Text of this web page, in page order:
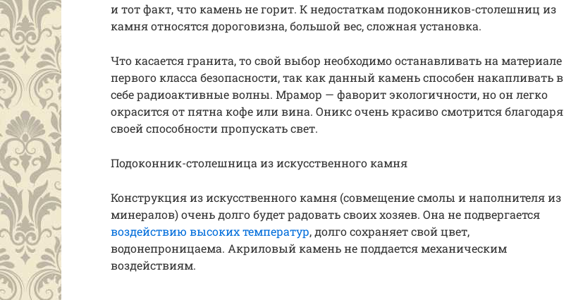
и тот факт, что камень не горит. К недостаткам подоконников-столешниц из
камня относятся дороговизна, большой вес, сложная установка.
Что касается гранита, то свой выбор необходимо останавливать на материале
первого класса безопасности, так как данный камень способен накапливать в
себе радиоактивные волны. Мрамор — фаворит экологичности, но он легко
окрасится от пятна кофе или вина. Оникс очень красиво смотрится благодаря
своей способности пропускать свет.
Подоконник-столешница из искусственного камня
Конструкция из искусственного камня (совмещение смолы и наполнителя из
минералов) очень долго будет радовать своих хозяев. Она не подвергается
воздействию высоких температур, долго сохраняет свой цвет,
водонепроницаема. Акриловый камень не поддается механическим
воздействиям.